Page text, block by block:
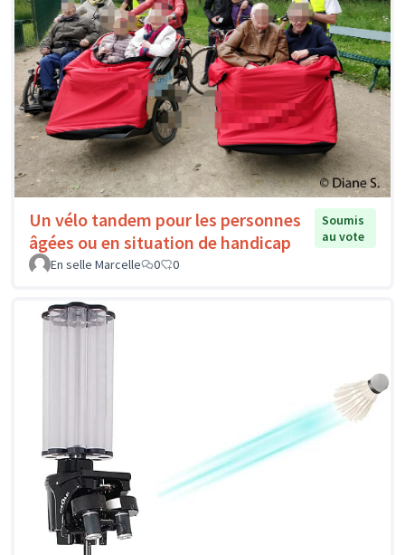
Un vélo tandem pour les personnes
âgées ou en situation de handicap
Soumis
au vote
En selle Marcelle
0 0